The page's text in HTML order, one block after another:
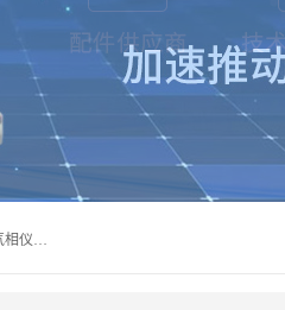
深圳曼瑞特科技有限公司是一家专业从事X光管维修X射线管、Rohs2.0邻苯检测仪器设备、PY-GC热裂解脱附气相仪和气相色谱光谱仪器、天瑞仪器探测器、高压电源等产品的维修出租的企业。本公司以客户至上为宗旨，以专注、专一、专业的精神为您提供安全、经济的技术服务。